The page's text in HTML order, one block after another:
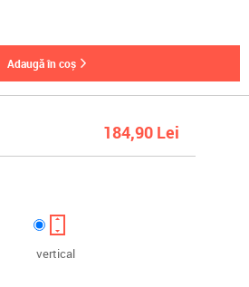
184,90 Lei
vertical
adaugă în coș